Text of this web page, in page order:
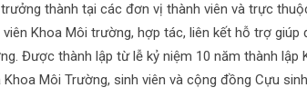
thành tại các đơn vị thành viên và trực
viên Khoa Môi trường, hợp tác, liên kết hỗ trợ
Được thành lập từ lễ kỷ niệm 10 năm thành lập
Khoa Môi Trường, sinh viên và cộng đồng Cựu